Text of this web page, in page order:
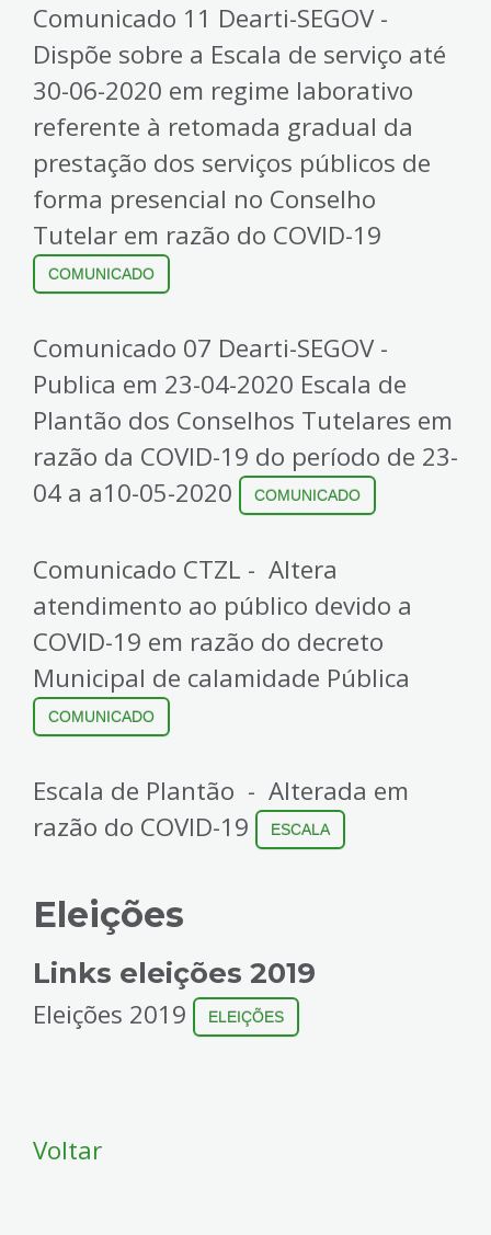
Comunicado 11 Dearti-SEGOV -
Dispõe sobre a Escala de serviço até
30-06-2020 em regime laborativo
referente à retomada gradual da
prestação dos serviços públicos de
forma presencial no Conselho
Tutelar em razão do COVID-19
COMUNICADO
Comunicado 07 Dearti-SEGOV -
Publica em 23-04-2020 Escala de
Plantão dos Conselhos Tutelares em
razão da COVID-19 do período de 23-
04 a a10-05-2020
COMUNICADO
Comunicado CTZL - Altera
atendimento ao público devido a
COVID-19 em razão do decreto
Municipal de calamidade Pública
COMUNICADO
Escala de Plantão - Alterada em
razão do COVID-19
ESCALA
Eleições
Links eleições 2019
Eleições 2019
ELEIÇÕES
Voltar